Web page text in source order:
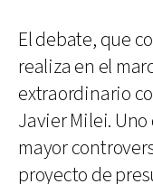
El debate, que
realiza en el
extraordinario
Javier Milei.
mayor
proyecto de